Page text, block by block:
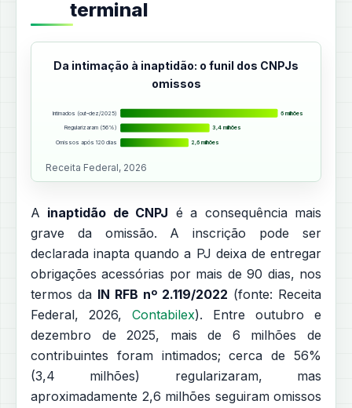
terminal
Da intimação à inaptidão: o funil dos CNPJs
omissos
Intimados (out–dez/2025) 6 milhões
Regularizaram (56%) 3,4 milhões
Omissos após 120 dias 2,6 milhões
Receita Federal, 2026
A inaptidão de CNPJ é a consequência mais
grave da omissão. A inscrição pode ser
declarada inapta quando a PJ deixa de entregar
obrigações acessórias por mais de 90 dias, nos
termos da IN RFB nº 2.119/2022 (fonte: Receita
Federal, 2026, Contabilex). Entre outubro e
dezembro de 2025, mais de 6 milhões de
contribuintes foram intimados; cerca de 56%
(3,4 milhões) regularizaram, mas
aproximadamente 2,6 milhões seguiram omissos